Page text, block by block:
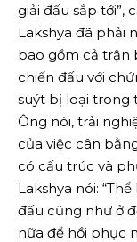
giải đấu sắp tới”,
Lakshya đã phải
bao gồm cả trận
chiến đấu với
suýt bị loại trong
Ông nói, trải
của việc cân
có cấu trúc và
Lakshya nói:
đấu cũng như ở
nữa để hồi phục